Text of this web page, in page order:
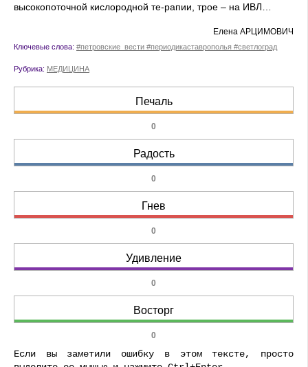
высокопоточной кислородной те-рапии, трое – на ИВЛ…
Елена АРЦИМОВИЧ
Ключевые слова: #петровские_вести #периодикаставрополья #светлоград
Рубрика: МЕДИЦИНА
Печаль
0
Радость
0
Гнев
0
Удивление
0
Восторг
0
Если вы заметили ошибку в этом тексте, просто